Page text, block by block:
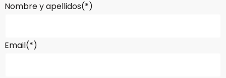
Nombre y apellidos(*)
Email(*)